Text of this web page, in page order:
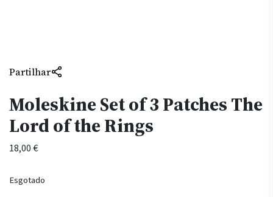
Partilhar
Moleskine Set of 3 Patches The
Lord of the Rings
18,00€
Esgotado